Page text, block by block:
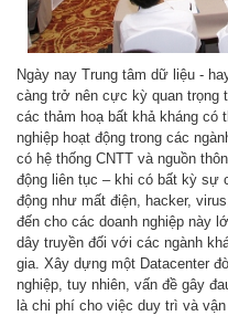
Ngày nay Trung tâm dữ liệu -
càng trở nên cực kỳ quan trọng
các thảm hoạ bất khả kháng có
nghiệp hoạt động trong các
có hệ thống CNTT và nguồn
động liên tục – khi có bất kỳ sự
động như mất điện, hacker,
đến cho các doanh nghiệp này
dây truyền đối với các ngành
gia. Xây dựng một Datacenter
nghiệp, tuy nhiên, vấn đề gây
là chi phí cho việc duy trì và